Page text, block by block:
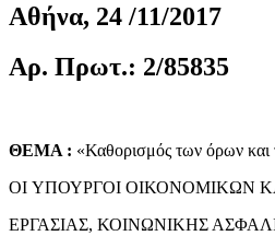
Αθήνα, 24 /11/2017
Αρ. Πρωτ.: 2/85835
ΘΕΜΑ : «Καθορισμός των όρων και
ΟI ΥΠΟΥΡΓΟΙ ΟΙΚΟΝΟΜΙΚΩΝ
ΕΡΓΑΣΙΑΣ, ΚΟΙΝΩΝΙΚΗΣ